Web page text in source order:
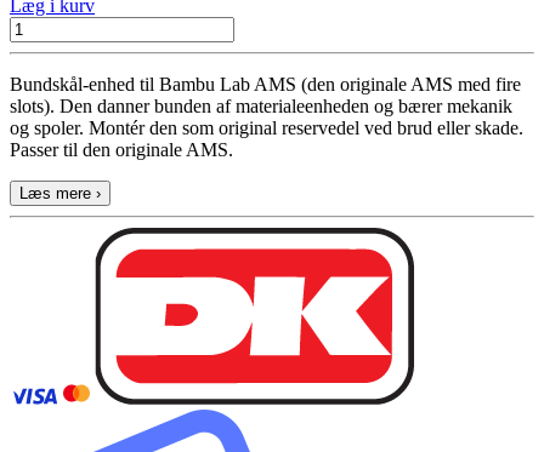
Læg i kurv
Bundskål-enhed til Bambu Lab AMS (den originale AMS med fire
slots). Den danner bunden af materialeenheden og bærer mekanik
og spoler. Montér den som original reservedel ved brud eller skade.
Passer til den originale AMS.
Læs mere ›